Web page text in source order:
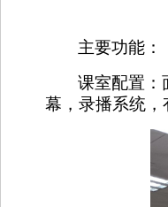
主要功能：
课室配置：
幕，录播系统，